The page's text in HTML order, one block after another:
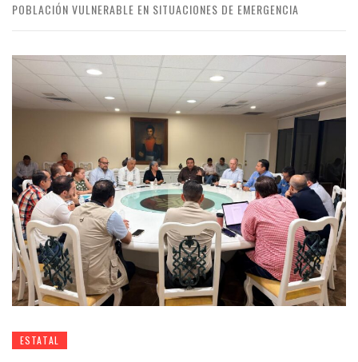
POBLACIÓN VULNERABLE EN SITUACIONES DE EMERGENCIA
ESTATAL